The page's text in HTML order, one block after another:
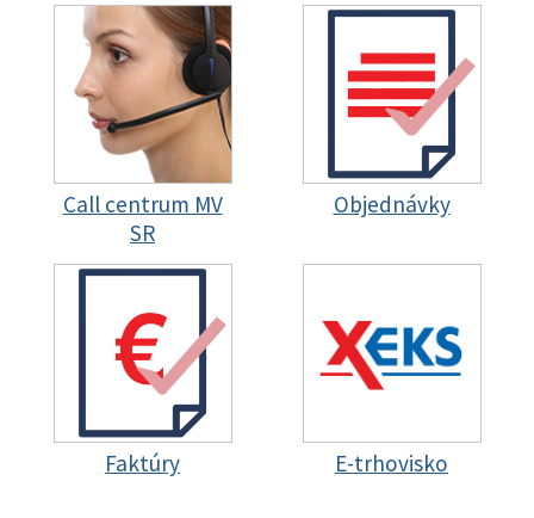
Call centrum MV
SR
Objednávky
Faktúry E-trhovisko